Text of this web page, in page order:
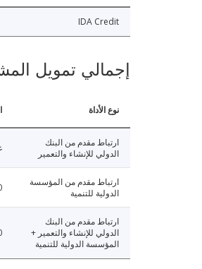
IDA Credit
إجمالي تمويل
نوع الأداة
ارتباط مقدم من البنك
الدولي للإنشاء والتعمير
ارتباط مقدم من المؤسسة
الدولية للتنمية
ارتباط مقدم من البنك
الدولي للإنشاء والتعمير +
المؤسسة الدولية للتنمية